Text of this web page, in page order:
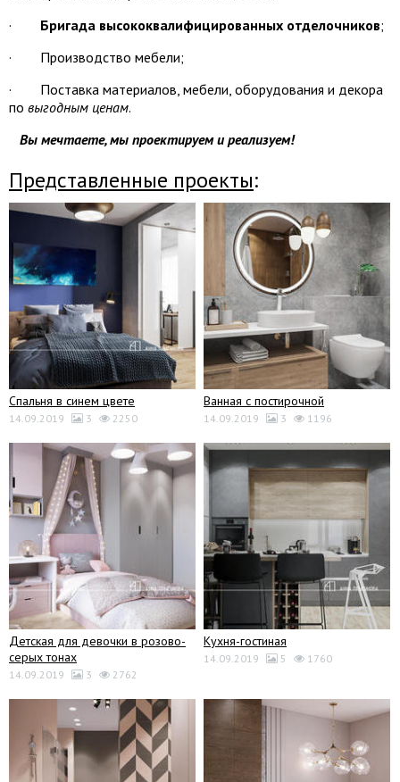
· Бригада высококвалифицированных отделочников;
· Производство мебели;
· Поставка материалов, мебели, оборудования и декора
по выгодным ценам.
Вы мечтаете, мы проектируем и реализуем!
Представленные проекты:
Спальня в синем цвете
14.09.2019 3 2250
Ванная с постирочной
14.09.2019 3 1196
Детская для девочки в розово-
серых тонах
14.09.2019 3 2762
Кухня-гостиная
14.09.2019 5 1760